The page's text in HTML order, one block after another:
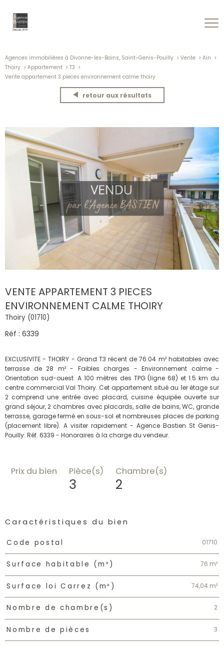
Agences immobilières à Divonne-les-Bains, Saint-Genis-Pouilly Vente
Ain
Thoiry
Appartement
T3
Vente appartement 3 pieces environnement calme thoiry
retour aux résultats
VENTE APPARTEMENT 3 PIECES
ENVIRONNEMENT CALME THOIRY
Thoiry (01710)
Réf : 6339
EXCLUSIVITE - THOIRY - Grand T3 récent de 76.04 m² habitables avec
terrasse de 28 m² - Faibles charges - Environnement calme -
Orientation sud-ouest. A 100 mètres des TPG (ligne 68) et 1.5 km du
centre commercial Val Thoiry. Cet appartement situé au 1er étage sur
2 comprend une entrée avec placard, cuisine équipée ouverte sur
grand séjour, 2 chambres avec placards, salle de bains, WC, grande
terrasse, garage fermé en sous-sol et nombreuses places de parking
(placement libre). A visiter rapidement - Agence Bastien St Genis-
Pouilly. Réf. 6339 - Honoraires à la charge du vendeur.
Prix du bien Pièce(s)
3
Chambre(s)
2
Caractéristiques du bien
Caractéristiques Valeurs
Code postal 01710
Surface habitable (m²) 76 m²
Surface loi Carrez (m²) 74,04 m²
Nombre de chambre(s) 2
Nombre de pièces 3